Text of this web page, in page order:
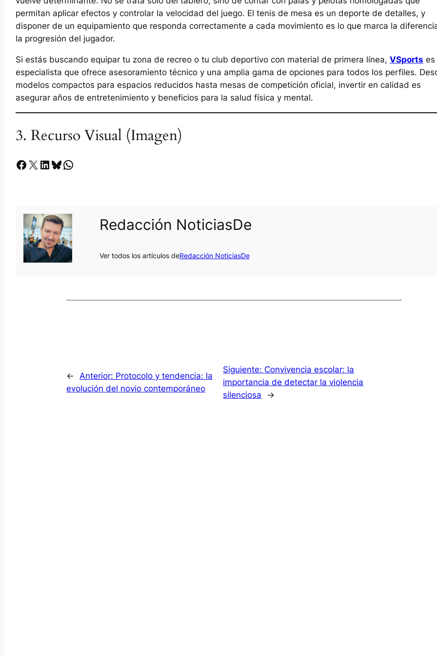
permitan aplicar efectos y controlar la velocidad del juego. El tenis de mesa es un deporte de detalles, y
disponer de un equipamiento que responda correctamente a cada movimiento es lo que marca la
la progresión del jugador.
Si estás buscando equipar tu zona de recreo o tu club deportivo con material de primera línea, VSports es
especialista que ofrece asesoramiento técnico y una amplia gama de opciones para todos los perfiles.
modelos compactos para espacios reducidos hasta mesas de competición oficial, invertir en calidad es
asegurar años de entretenimiento y beneficios para la salud física y mental.
3. Recurso Visual (Imagen)
Facebook X LinkedIn Bluesky Whatsapp
Redacción NoticiasDe
Ver todos los artículos deRedacción NoticiasDe
← Anterior: Protocolo y tendencia: la
evolución del novio contemporáneo
Siguiente: Convivencia escolar: la
importancia de detectar la violencia
silenciosa
→